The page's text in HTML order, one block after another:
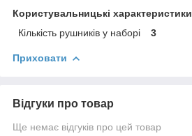
Користувальницькі характеристики
Кількість рушників у наборі
3
Приховати
Відгуки про товар
Ще немає відгуків про цей товар